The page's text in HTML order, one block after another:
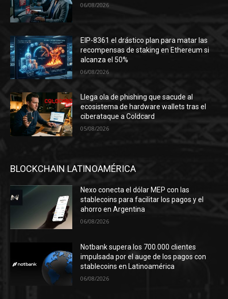
06/08/2026
EIP-8361 el drástico plan para matar las
recompensas de staking en Ethereum si
alcanza el 50%
06/08/2026
Llega ola de phishing que sacude al
ecosistema de hardware wallets tras el
ciberataque a Coldcard
05/08/2026
BLOCKCHAIN LATINOAMÉRICA
Nexo conecta el dólar MEP con las
stablecoins para facilitar los pagos y el
ahorro en Argentina
06/08/2026
Notbank supera los 700.000 clientes
impulsada por el auge de los pagos con
stablecoins en Latinoamérica
06/08/2026